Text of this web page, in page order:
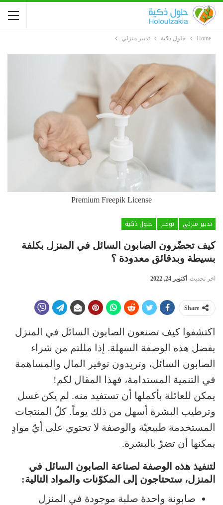
Home حلول ذكية تدبير منزلي
Premium Freepik License
تدبير منزلي توفير
حلول ذكية
كيف تحضّرون الصابون السائل في المنزل بكلفة
بسيطة وبدقائق معدودة ؟
اخر تحديث أكتوبر 24, 2022
Share
اكتشفوا كيف تصنعون الصابون السائل في المنزل
بفضل هذه الوصفة السهلة. إذا مللتم من شراء
الصابون السائل، وتريدون توفير المال والمساهمة
في التنمية المستدامة، فهذا المقال لكم!
يمكن للعائلة بأكملها أن تستفيد منه. لم يكن غسل
وترطيب البشرة أسهل من ذلك يوماً. كلّ المنتجات
المستخدمة طبيعيّة والوصفة لا تحتوي على أيّ موادٍ
يمكنها أن تضرّ بالبشرة.
لتنفيذ هذه الوصفة لصناعة الصابون السائل في
المنزل، ستحتاجون إلى المكوّنات والمواد التالية:
صابونة واحدة صلبة موجودة في المنزل